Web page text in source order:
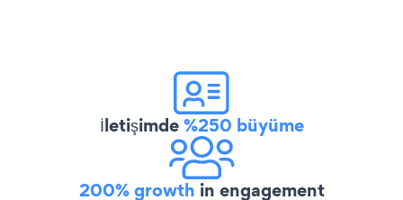
İletişimde%250 büyüme
200% growth in engagement